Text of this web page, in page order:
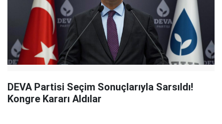
DEVA Partisi Seçim Sonuçlarıyla Sarsıldı!
Kongre Kararı Aldılar